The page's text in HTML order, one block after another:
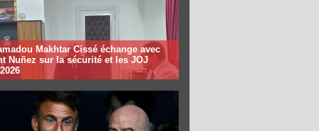
Makhtar Cissé échange avec
Nuñez sur la sécurité et les JOJ